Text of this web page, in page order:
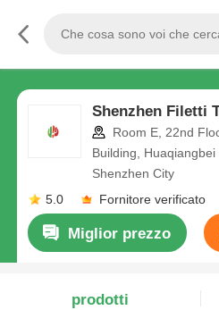
Shenzhen Filetti
Room E, 22nd
Building,
Shenzhen City
5.0
Fornitore verificato
Miglior prezzo
prodotti